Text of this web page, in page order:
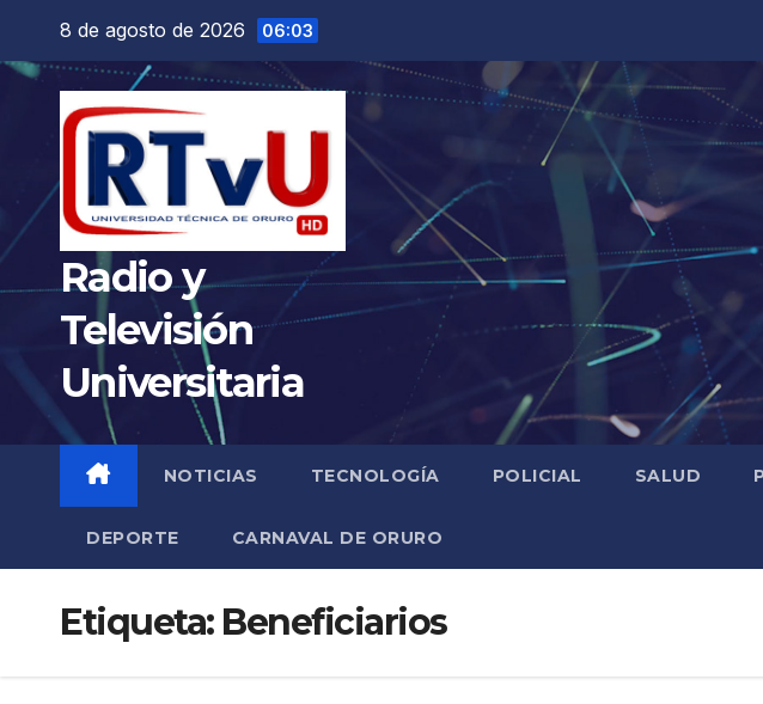
contenido
8 de agosto de 2026 06:03
Radio y
Televisión
Universitaria
NOTICIAS TECNOLOGÍA POLICIAL SALUD
DEPORTE CARNAVAL DE ORURO
Etiqueta: Beneficiarios